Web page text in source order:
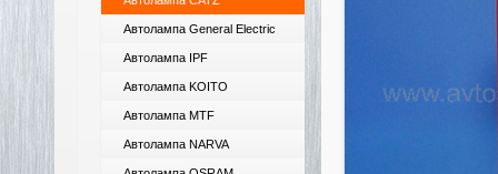
Автолампа General Electric
Автолампа IPF
Автолампа KOITO
Автолампа MTF
Автолампа NARVA